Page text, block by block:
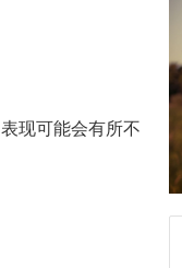
表现可能会有所不